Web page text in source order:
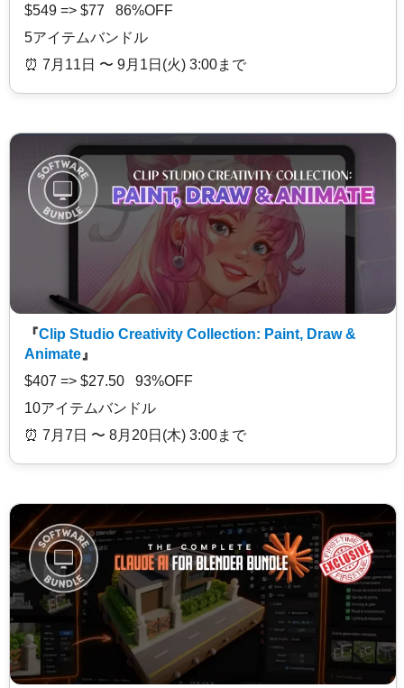
$549 => $77 86%OFF
5アイテムバンドル
⏰️ 7月11日 〜 9月1日(火) 3:00まで
『Clip Studio Creativity Collection: Paint, Draw &
Animate 』
$407 => $27.50 93%OFF
10アイテムバンドル
⏰️ 7月7日 〜 8月20日(木) 3:00まで